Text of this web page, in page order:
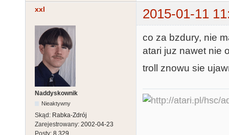
xxl 2015-01-11
Naddyskownik
Nieaktywny
Skąd: Rabka-Zdrój
Zarejestrowany: 2002-04-23
co za bzdury, nie
atari juz nawet nie
troll znowu sie